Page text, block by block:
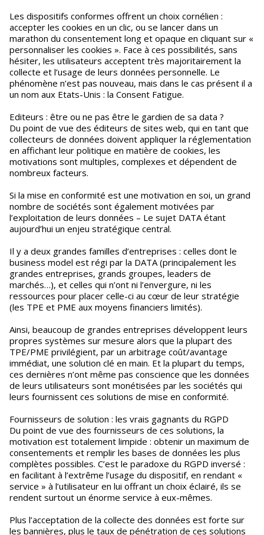
Les dispositifs conformes offrent un choix cornélien :
accepter les cookies en un clic, ou se lancer dans un
marathon du consentement long et opaque en cliquant sur «
personnaliser les cookies ». Face à ces possibilités, sans
hésiter, les utilisateurs acceptent très majoritairement la
collecte et l’usage de leurs données personnelle. Le
phénomène n’est pas nouveau, mais dans le cas présent il a
un nom aux Etats-Unis : la Consent Fatigue.
Editeurs : être ou ne pas être le gardien de sa data ?
Du point de vue des éditeurs de sites web, qui en tant que
collecteurs de données doivent appliquer la réglementation
en affichant leur politique en matière de cookies, les
motivations sont multiples, complexes et dépendent de
nombreux facteurs.
Si la mise en conformité est une motivation en soi, un grand
nombre de sociétés sont également motivées par
l’exploitation de leurs données – Le sujet DATA étant
aujourd’hui un enjeu stratégique central.
Il y a deux grandes familles d’entreprises : celles dont le
business model est régi par la DATA (principalement les
grandes entreprises, grands groupes, leaders de
marchés…), et celles qui n’ont ni l’envergure, ni les
ressources pour placer celle-ci au cœur de leur stratégie
(les TPE et PME aux moyens financiers limités).
Ainsi, beaucoup de grandes entreprises développent leurs
propres systèmes sur mesure alors que la plupart des
TPE/PME privilégient, par un arbitrage coût/avantage
immédiat, une solution clé en main. Et la plupart du temps,
ces dernières n’ont même pas conscience que les données
de leurs utilisateurs sont monétisées par les sociétés qui
leurs fournissent ces solutions de mise en conformité.
Fournisseurs de solution : les vrais gagnants du RGPD
Du point de vue des fournisseurs de ces solutions, la
motivation est totalement limpide : obtenir un maximum de
consentements et remplir les bases de données les plus
complètes possibles. C’est le paradoxe du RGPD inversé :
en facilitant à l’extrême l’usage du dispositif, en rendant «
service » à l’utilisateur en lui offrant un choix éclairé, ils se
rendent surtout un énorme service à eux-mêmes.
Plus l’acceptation de la collecte des données est forte sur
les bannières, plus le taux de pénétration de ces solutions